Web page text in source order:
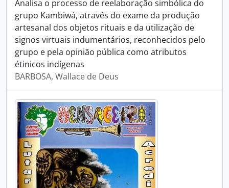
Analisa o processo de reelaboração simbólica do
grupo Kambiwá, através do exame da produção
artesanal dos objetos rituais e da utilização de
signos virtuais indumentários, reconhecidos pelo
grupo e pela opinião pública como atributos
étinicos indígenas
BARBOSA, Wallace de Deus